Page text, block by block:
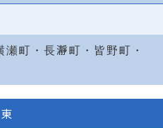
瀬町・長瀞町・皆野町・
東